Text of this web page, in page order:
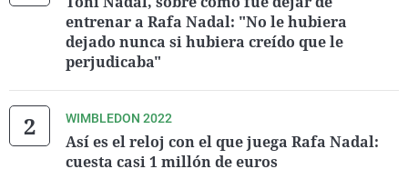
entrenar a Rafa Nadal: "No le hubiera
dejado nunca si hubiera creído que le
perjudicaba"
WIMBLEDON 2022
Así es el reloj con el que juega Rafa Nadal:
cuesta casi 1 millón de euros